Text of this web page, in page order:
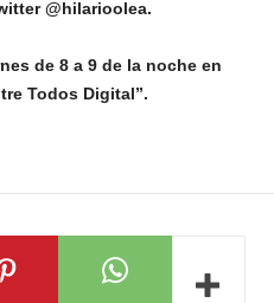
@hilarioolea.
de 8 a 9 de la noche en
Todos Digital”.